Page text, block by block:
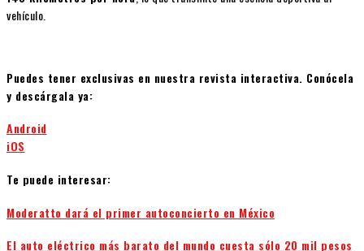
vehículo.
Puedes tener exclusivas en nuestra revista interactiva. Conócela
y descárgala ya:
Android
iOS
Te puede interesar:
Moderatto dará el primer autoconcierto en México
El auto eléctrico más barato del mundo cuesta sólo 20 mil pesos